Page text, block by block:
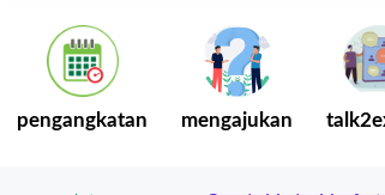
pengangkatan mengajukan